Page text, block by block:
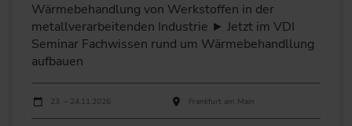
Wärmebehandlung von Werkstoffen in der
metallverarbeitenden Industrie ► Jetzt im VDI
Seminar Fachwissen rund um Wärmebehandllung
aufbauen
Durchführungen
Veranstaltungsdatum Veranstaltungsort
23. – 24.11.2026 Frankfurt am Main